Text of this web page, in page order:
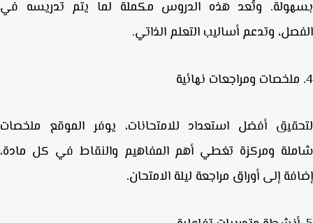
وتُعد هذه الدروس مكملة لما يتم تدريسه في
وتدعم أساليب التعلم الذاتي.
ملخصات ومراجعات نهائية
أفضل استعداد للامتحانات، يوفر الموقع ملخصات
ومركزة تغطي أهم المفاهيم والنقاط في كل مادة،
إلى أوراق مراجعة ليلة الامتحان.